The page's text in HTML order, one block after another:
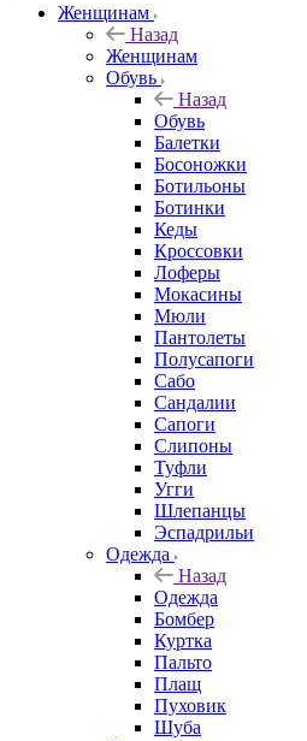
Женщинам
Назад
Женщинам
Обувь
Назад
Обувь
Балетки
Босоножки
Ботильоны
Ботинки
Кеды
Кроссовки
Лоферы
Мокасины
Мюли
Пантолеты
Полусапоги
Сабо
Сандалии
Сапоги
Слипоны
Туфли
Угги
Шлепанцы
Эспадрильи
Одежда
Назад
Одежда
Бомбер
Куртка
Пальто
Плащ
Пуховик
Шуба